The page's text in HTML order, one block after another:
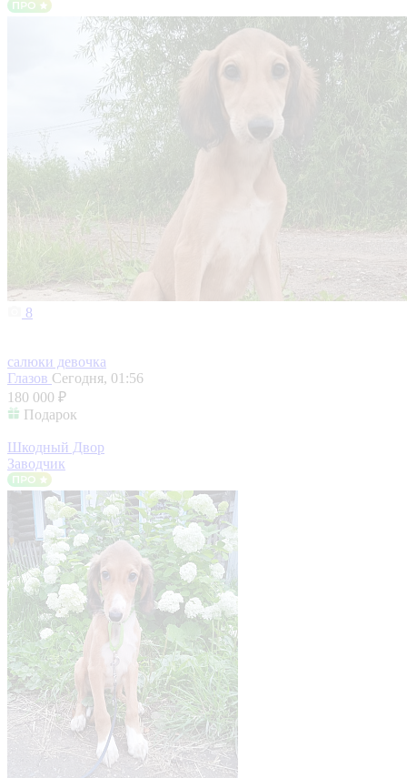
8
салюки девочка
Глазов Сегодня, 01:56
180 000 ₽
Подарок
Шкодный Двор
Заводчик